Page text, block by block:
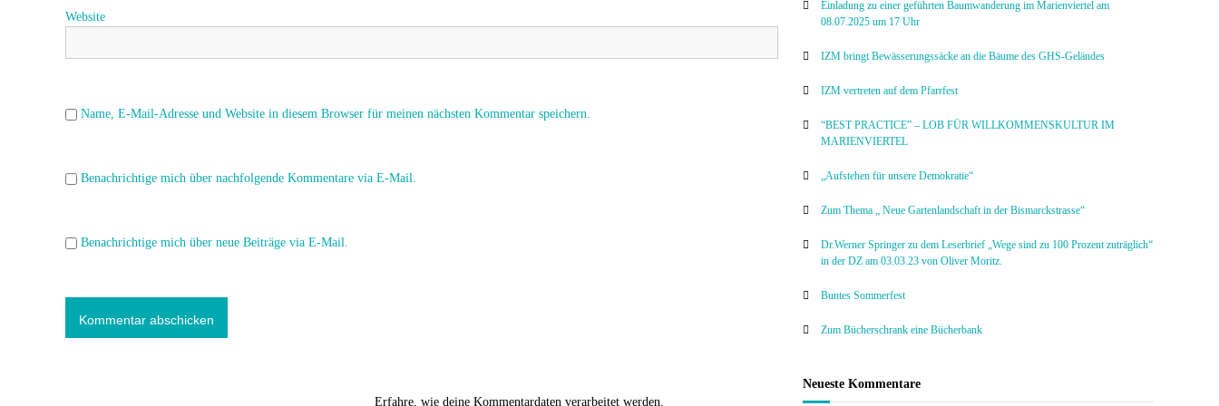
t
o
Website
Name, E-Mail-Adresse und Website in diesem Browser für meinen nächsten Kommentar speichern.
Benachrichtige mich über nachfolgende Kommentare via E-Mail.
Benachrichtige mich über neue Beiträge via E-Mail.
Erfahre, wie deine Kommentardaten verarbeitet werden.
Einladung zu einer geführten Baumwanderung im Marienviertel am
08.07.2025 um 17 Uhr
IZM bringt Bewässerungssäcke an die Bäume des GHS-Geländes
IZM vertreten auf dem Pfarrfest
“BEST PRACTICE” – LOB FÜR WILLKOMMENSKULTUR IM
MARIENVIERTEL
„Aufstehen für unsere Demokratie“
Zum Thema „ Neue Gartenlandschaft in der Bismarckstrasse“
Dr.Werner Springer zu dem Leserbrief „Wege sind zu 100 Prozent zuträglich“
in der DZ am 03.03.23 von Oliver Moritz.
Buntes Sommerfest
Zum Bücherschrank eine Bücherbank
Neueste Kommentare